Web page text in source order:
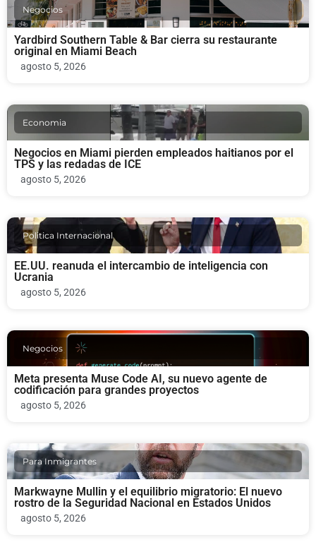
Negocios
Yardbird Southern Table & Bar cierra su restaurante
original en Miami Beach
agosto 5, 2026
Economia
Negocios en Miami pierden empleados haitianos por el
TPS y las redadas de ICE
agosto 5, 2026
Politica Internacional
EE.UU. reanuda el intercambio de inteligencia con
Ucrania
agosto 5, 2026
Negocios
Meta presenta Muse Code AI, su nuevo agente de
codificación para grandes proyectos
agosto 5, 2026
Para Inmigrantes
Markwayne Mullin y el equilibrio migratorio: El nuevo
rostro de la Seguridad Nacional en Estados Unidos
agosto 5, 2026